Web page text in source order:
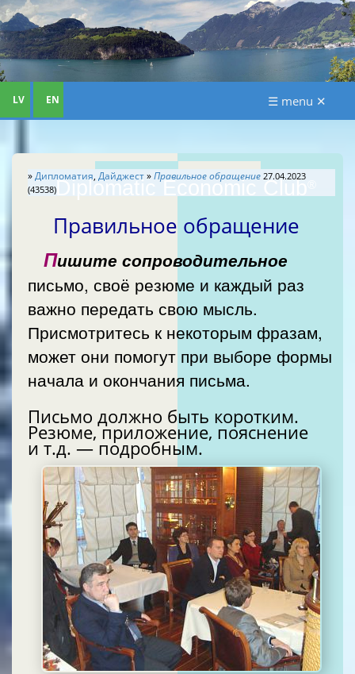
Diplomatic Economic Club
LV EN ☰ menu ✕
»Дипломатия, Дайджест»Правильное обращение 27.04.2023
(43538)
Правильное обращение
Пишите сопроводительное
письмо, своё резюме и каждый раз
важно передать свою мысль.
Присмотритесь к некоторым фразам,
может они помогут при выборе формы
начала и окончания письма.
Письмо должно быть коротким.
Резюме, приложение, пояснение
и т.д. — подробным.